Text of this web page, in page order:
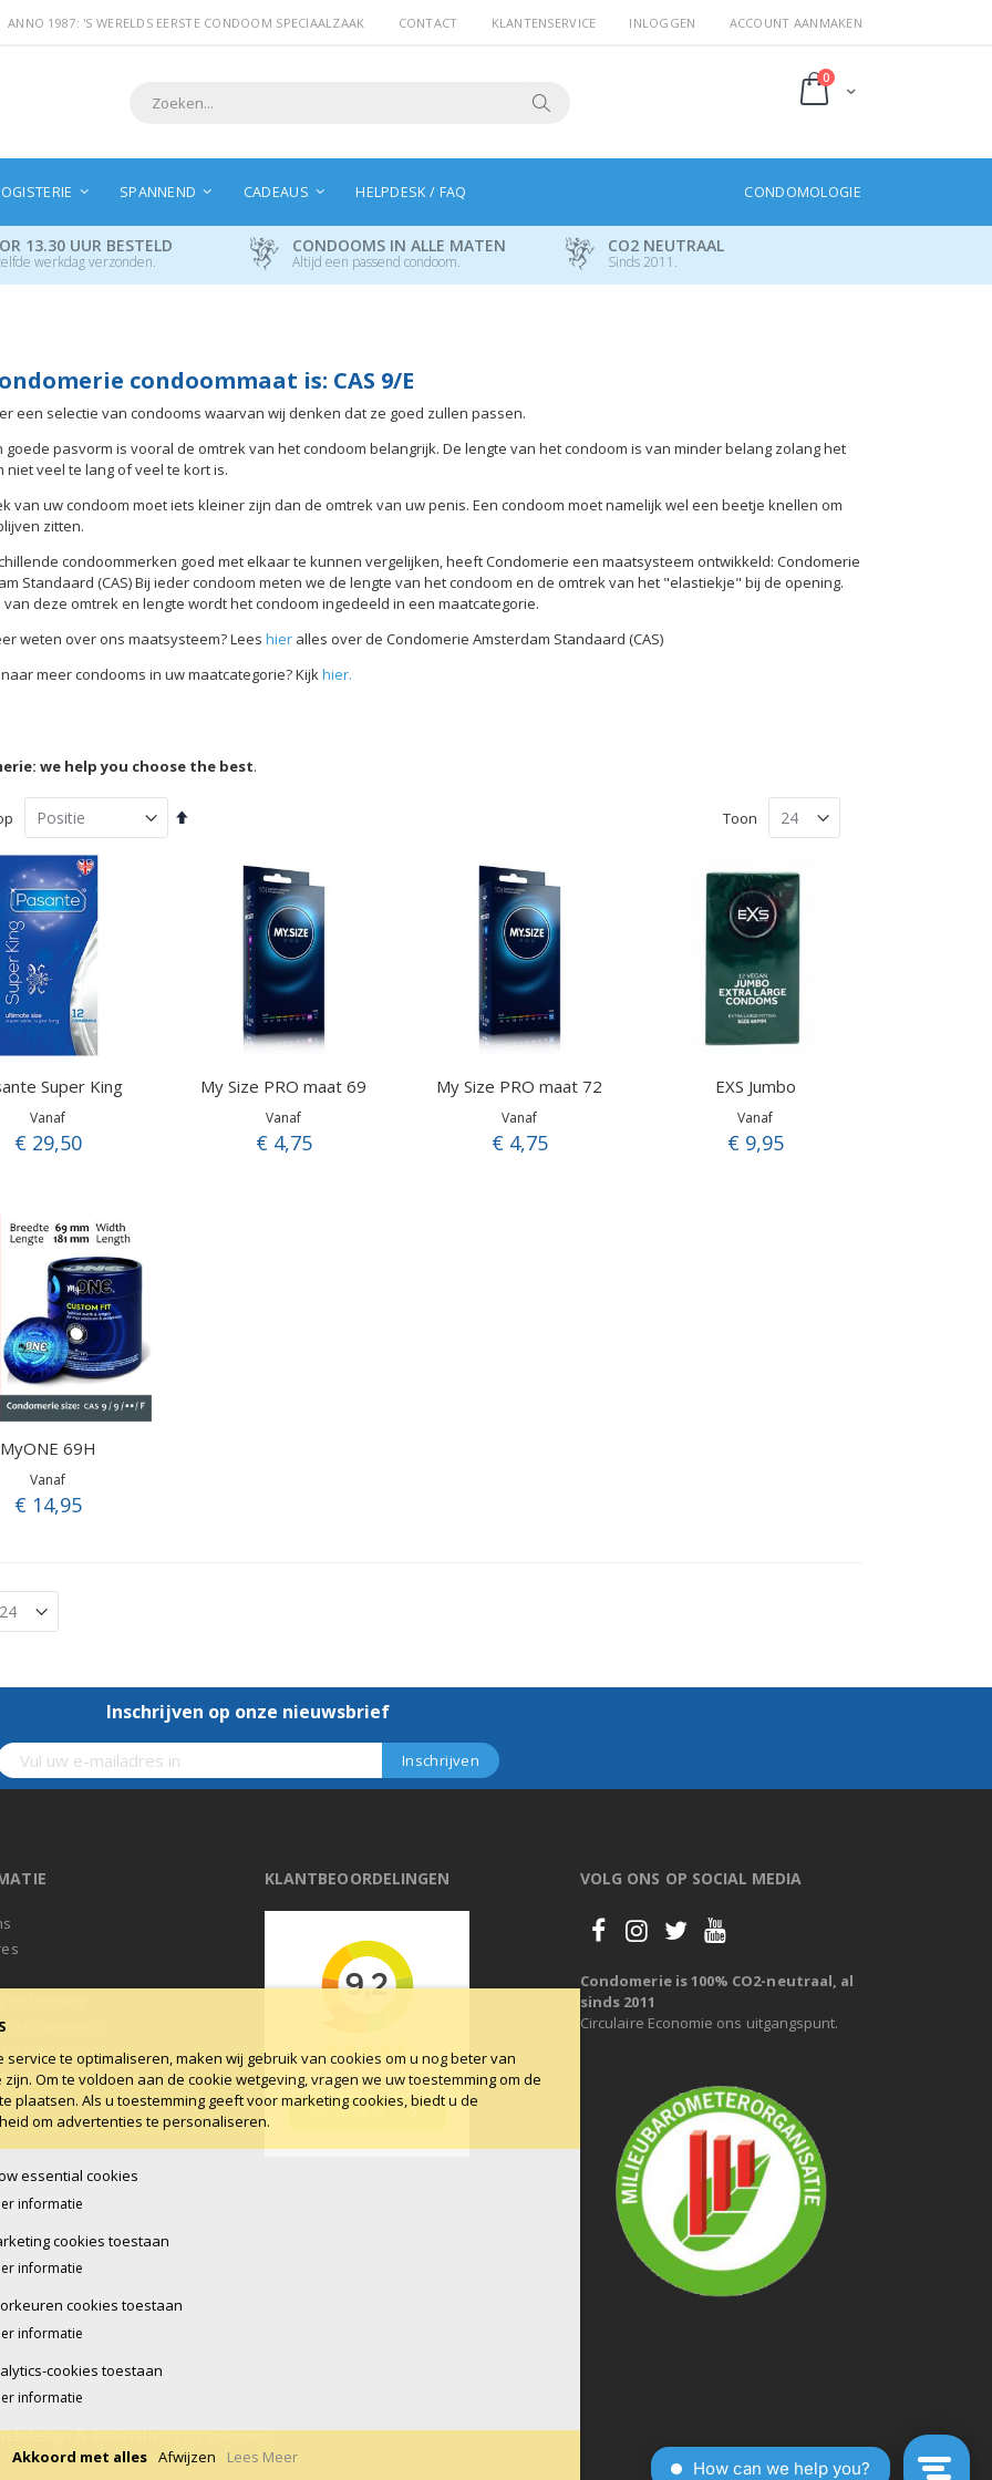
ANNO 1987: 'S WERELDS EERSTE CONDOOM SPECIAALZAAK CONTACT KLANTENSERVICE INLOGGEN ACCOUNT AANMAKEN
Cart
0producten
SPANNEND CADEAUS HELPDESK / FAQ CONDOMOLOGIE
13.30 UUR BESTELD
werkdag verzonden.
CONDOOMS IN ALLE MATEN
Altijd een passend condoom.
CO2 NEUTRAAL
Sinds 2011.
condoommaat is: CAS 9/E
een selectie van condooms waarvan wij denken dat ze goed zullen passen.
goede pasvorm is vooral de omtrek van het condoom belangrijk. De lengte van het condoom is van minder belang zolang het
niet veel te lang of veel te kort is.
van uw condoom moet iets kleiner zijn dan de omtrek van uw penis. Een condoom moet namelijk wel een beetje knellen om
zitten.
condoommerken goed met elkaar te kunnen vergelijken, heeft Condomerie een maatsysteem ontwikkeld: Condomerie
Standaard (CAS) Bij ieder condoom meten we de lengte van het condoom en de omtrek van het "elastiekje" bij de opening.
van deze omtrek en lengte wordt het condoom ingedeeld in een maatcategorie.
weten over ons maatsysteem? Lees hieralles over de Condomerie Amsterdam Standaard (CAS)
meer condooms in uw maatcategorie? Kijkhier.
we help you choose the best.
Van
Toon
Super King
Vanaf
€ 29,50
My Size PRO maat 69
Vanaf
€ 4,75
My Size PRO maat 72
Vanaf
€ 4,75
EXS Jumbo
Vanaf
€ 9,95
MyONE 69H
Vanaf
€ 14,95
Inschrijven op onze nieuwsbrief
retourneren
Discretie
voorwaarden
KLANTBEOORDELINGEN VOLG ONS OP SOCIAL MEDIA
Condomerie is 100% CO2-neutraal, al
sinds 2011
Circulaire Economie ons uitgangspunt.
& Realisatie:JS - IT Solutions
service te optimaliseren, maken wij gebruik van cookies om u nog beter van
zijn. Om te voldoen aan de cookie wetgeving, vragen we uw toestemming om de
plaatsen. Als u toestemming geeft voor marketing cookies, biedt u de
om advertenties te personaliseren.
essential cookies
informatie
cookies toestaan
informatie
cookies toestaan
informatie
cookies toestaan
informatie
Akkoord met alles Afwijzen Lees Meer